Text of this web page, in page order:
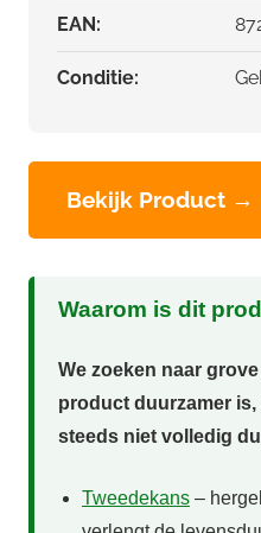
EAN:
Conditie:
Bekijk Product →
Waarom is dit
We zoeken naar
product duurzamer is,
steeds niet volledig
Tweedekans –